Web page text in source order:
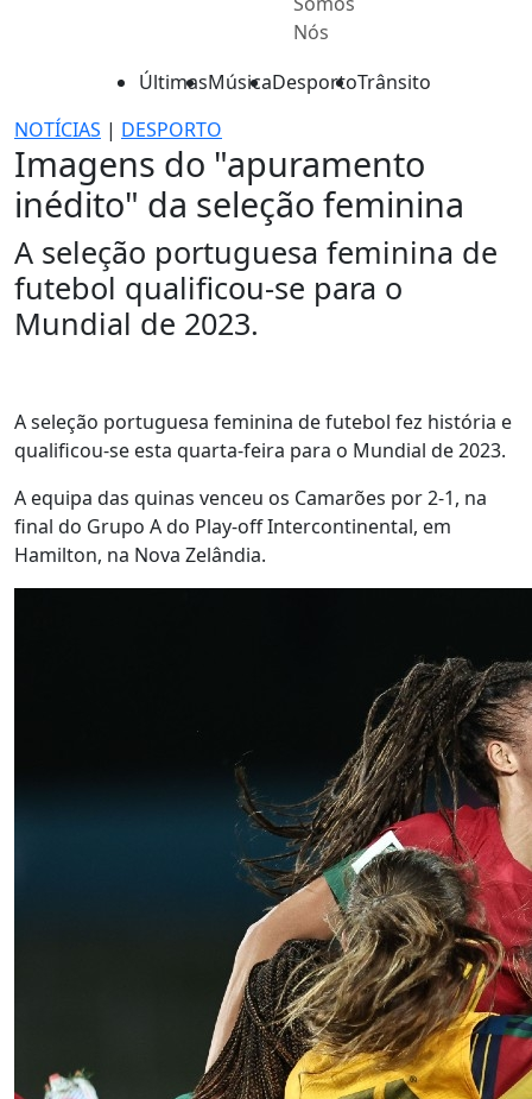
Nós
ÚltimasMúsicaDesportoTrânsito
NOTÍCIAS | DESPORTO
Imagens do "apuramento
inédito" da seleção feminina
A seleção portuguesa feminina de
futebol qualificou-se para o
Mundial de 2023.
A seleção portuguesa feminina de futebol fez história e
qualificou-se esta quarta-feira para o Mundial de 2023.
A equipa das quinas venceu os Camarões por 2-1, na
final do Grupo A do Play-off Intercontinental, em
Hamilton, na Nova Zelândia.